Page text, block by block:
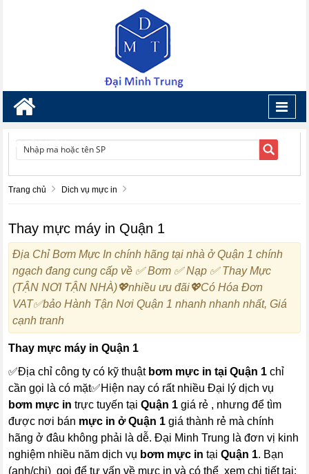
TÌM KIẾM
Trang chủ Dich vụ mực in
Thay mực máy in Quận 1
Địa Chỉ Bơm Mực In chính hãng tại nhà ở Quận 1 chính
ngạch đang cung cấp về ✅ Bơm ✅ Nạp ✅ Thay Mực
(TẬN NƠI TẬN NHÀ)💖nhiều ưu đãi💖Có Hóa Đơn
VAT✅bảo Hành Tận Nơi Quận 1 nhanh nhanh nhất, Giá
cạnh tranh
Thay mực máy in Quận 1
✅Địa chỉ công ty có kỹ thuậtbơm mực in tại Quận 1 chỉ
cần gọi là có mặt✅Hiện nay có rất nhiều Đại lý dịch vụ
bơm mực in trực tuyến tạiQuận 1 giá rẻ , nhưng để tìm
được nơi bán mực in ở Quận 1 giá thành rẻ mà chính
hãng ở đâu không phải là dễ. Đại Minh Trung là đơn vị kinh
nghiệm nhiều năm dịch vụ bơm mực in tạiQuận 1. Bạn
(anh/chị) gọi để tư vấn về mực in và có thể xem chi tiết tại: